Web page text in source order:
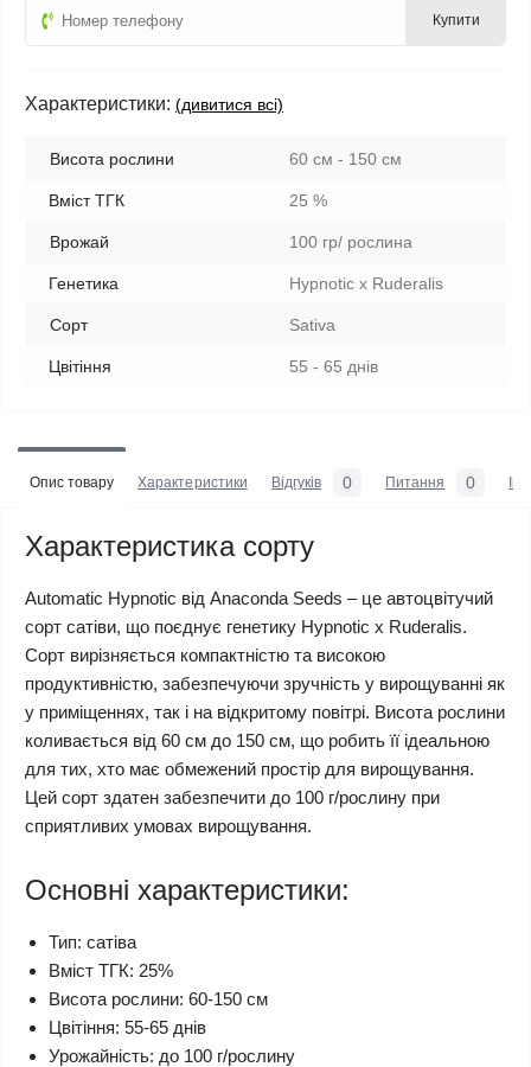
Купити
Характеристики: (дивитися всі)
Висота рослини 60 см - 150 см
Вміст ТГК 25 %
Врожай 100 гр/ рослина
Генетика Hypnotic x Ruderalis
Сорт Sativa
Цвітіння 55 - 65 днів
Опис товару Характеристики Відгуків 0 Питання 0
Характеристика сорту
Automatic Hypnotic від Anaconda Seeds – це автоцвітучий
сорт сатіви, що поєднує генетику Hypnotic x Ruderalis.
Сорт вирізняється компактністю та високою
продуктивністю, забезпечуючи зручність у вирощуванні як
у приміщеннях, так і на відкритому повітрі. Висота рослини
коливається від 60 см до 150 см, що робить її ідеальною
для тих, хто має обмежений простір для вирощування.
Цей сорт здатен забезпечити до 100 г/рослину при
сприятливих умовах вирощування.
Основні характеристики:
Тип: сатіва
Вміст ТГК: 25%
Висота рослини: 60-150 см
Цвітіння: 55-65 днів
Урожайність: до 100 г/рослину